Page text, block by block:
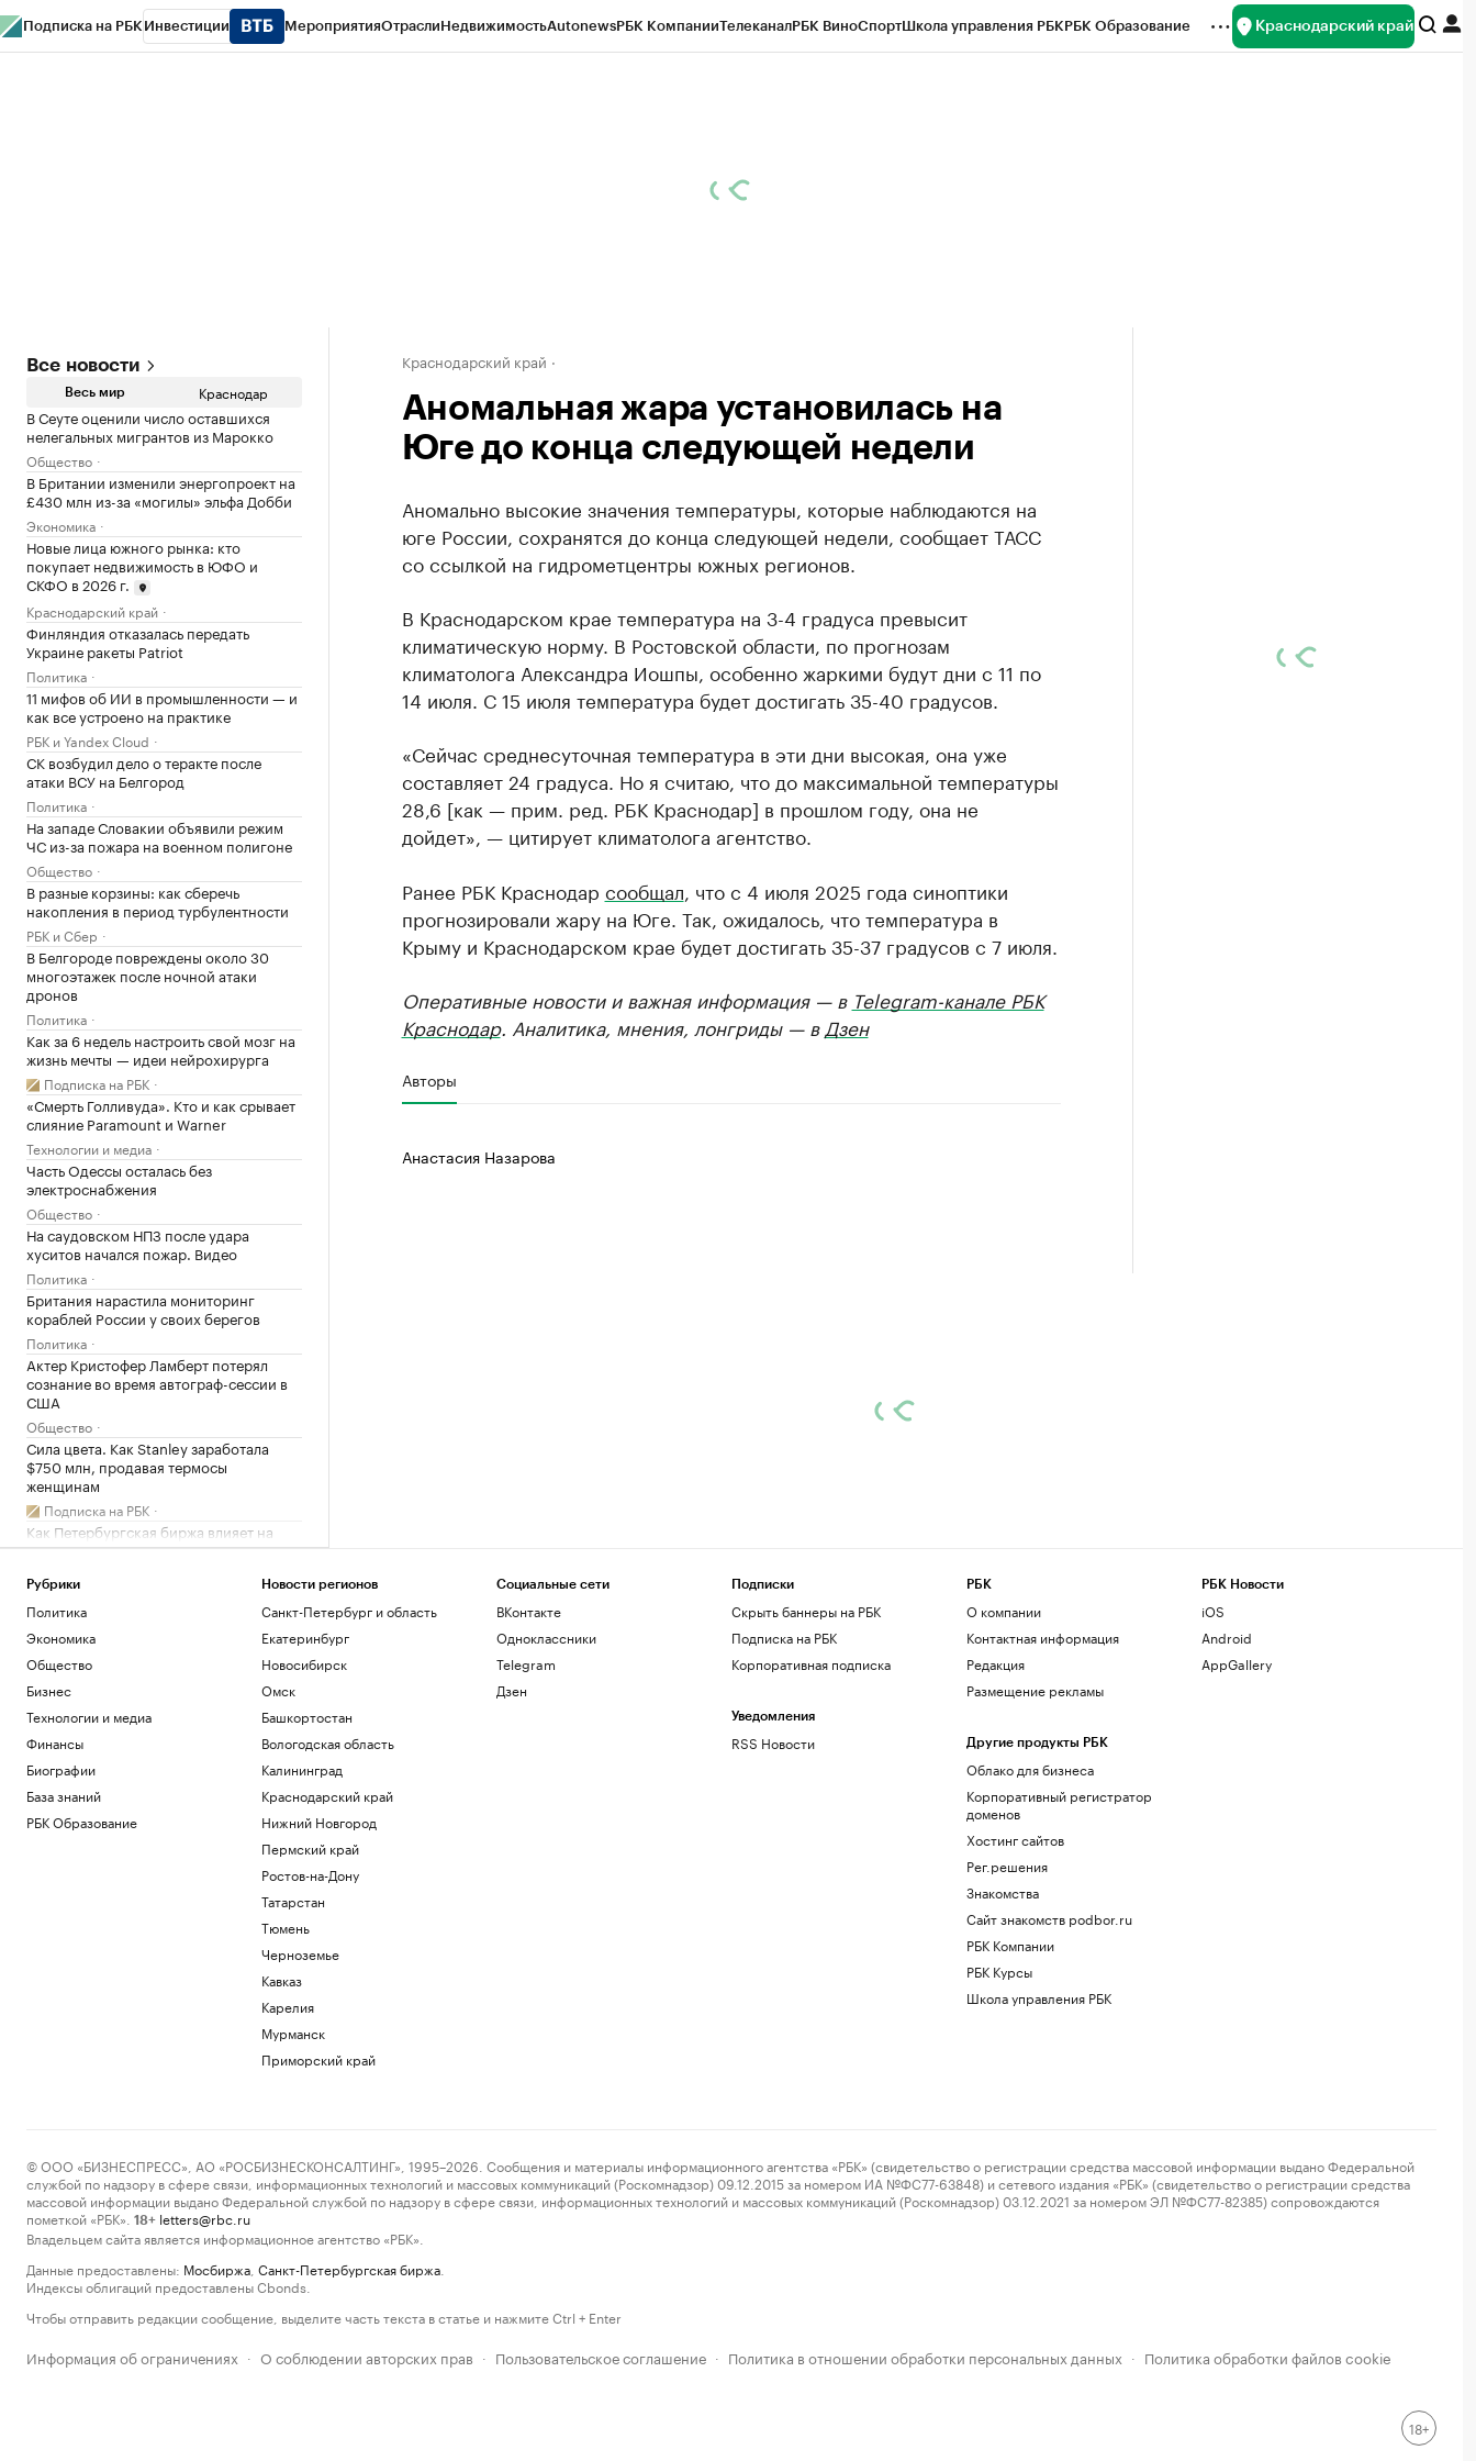
Подписка на РБК Инвестиции МероприятияОтраслиНедвижимостьAutonewsРБК КомпанииТелеканалРБК ВиноСпортШкола управления РБКРБК Образование Краснодарский край
Все новости
Весь мир Краснодар
В Сеуте оценили число оставшихся
нелегальных мигрантов из Марокко
Общество
В Британии изменили энергопроект на
£430 млн из-за «могилы» эльфа Добби
Экономика
Новые лица южного рынка: кто
покупает недвижимость в ЮФО и
СКФО в 2026 г.
Краснодарский край
Финляндия отказалась передать
Украине ракеты Patriot
Политика
11 мифов об ИИ в промышленности — и
как все устроено на практике
РБК и Yandex Cloud
СК возбудил дело о теракте после
атаки ВСУ на Белгород
Политика
На западе Словакии объявили режим
ЧС из-за пожара на военном полигоне
Общество
В разные корзины: как сберечь
накопления в период турбулентности
РБК и Сбер
В Белгороде повреждены около 30
многоэтажек после ночной атаки
дронов
Политика
Как за 6 недель настроить свой мозг на
жизнь мечты — идеи нейрохирурга
Подписка на РБК
«Смерть Голливуда». Кто и как срывает
слияние Paramount и Warner
Технологии и медиа
Часть Одессы осталась без
электроснабжения
Общество
На саудовском НПЗ после удара
хуситов начался пожар. Видео
Политика
Британия нарастила мониторинг
кораблей России у своих берегов
Политика
Актер Кристофер Ламберт потерял
сознание во время автограф-сессии в
США
Общество
Сила цвета. Как Stanley заработала
$750 млн, продавая термосы
женщинам
Подписка на РБК
Как Петербургская биржа влияет на
бизнес и экономику
Три человека погибли при ночной
атаке на Белгород
Политика
Число погибших в ходе протестов в
пакистанской зоне Кашмира достигло
89
Политика
Хуситы атаковали беспилотником НПЗ
Aramco в Джизане
Загрузить еще
Краснодарский край
Аномальная жара установилась на
Юге до конца следующей недели
Аномально высокие значения температуры, которые наблюдаются на
юге России, сохранятся до конца следующей недели, сообщает ТАСС
со ссылкой на гидрометцентры южных регионов.
В Краснодарском крае температура на 3-4 градуса превысит
климатическую норму. В Ростовской области, по прогнозам
климатолога Александра Иошпы, особенно жаркими будут дни с 11 по
14 июля. С 15 июля температура будет достигать 35-40 градусов.
«Сейчас среднесуточная температура в эти дни высокая, она уже
составляет 24 градуса. Но я считаю, что до максимальной температуры
28,6 [как — прим. ред. РБК Краснодар] в прошлом году, она не
дойдет», — цитирует климатолога агентство.
Ранее РБК Краснодар сообщал , что с 4 июля 2025 года синоптики
прогнозировали жару на Юге. Так, ожидалось, что температура в
Крыму и Краснодарском крае будет достигать 35-37 градусов с 7 июля.
Оперативные новости и важная информация — в Telegram-канале РБК
Краснодар. Аналитика, мнения, лонгриды — в Дзен
Авторы
Анастасия Назарова
Рубрики
Политика
Экономика
Общество
Бизнес
Технологии и медиа
Финансы
Биографии
База знаний
РБК Образование
Новости регионов
Санкт-Петербург и область
Екатеринбург
Новосибирск
Омск
Башкортостан
Вологодская область
Калининград
Краснодарский край
Нижний Новгород
Пермский край
Ростов-на-Дону
Татарстан
Тюмень
Черноземье
Кавказ
Карелия
Мурманск
Приморский край
Социальные сети
ВКонтакте
Одноклассники
Telegram
Дзен
Подписки
Скрыть баннеры на РБК
Подписка на РБК
Корпоративная подписка
Уведомления
RSS Новости
РБК
О компании
Контактная информация
Редакция
Размещение рекламы
Другие продукты РБК
Облако для бизнеса
Корпоративный регистратор
доменов
Хостинг сайтов
Рег.решения
Знакомства
Сайт знакомств podbor.ru
РБК Компании
РБК Курсы
Школа управления РБК
РБК Новости
iOS
Android
AppGallery
© ООО «БИЗНЕСПРЕСС», АО «РОСБИЗНЕСКОНСАЛТИНГ», 1995–2026. Сообщения и материалы информационного агентства «РБК» (свидетельство о регистрации средства массовой информации выдано Федеральной
службой по надзору в сфере связи, информационных технологий и массовых коммуникаций (Роскомнадзор) 09.12.2015 за номером ИА №ФС77-63848) и сетевого издания «РБК» (свидетельство о регистрации средства
массовой информации выдано Федеральной службой по надзору в сфере связи, информационных технологий и массовых коммуникаций (Роскомнадзор) 03.12.2021 за номером ЭЛ №ФС77-82385) сопровождаются
пометкой «РБК».
18+ letters@rbc.ru
Владельцем сайта является информационное агентство «РБК».
Данные предоставлены: Мосбиржа Санкт-Петербургская биржа
Индексы облигаций предоставлены Cbonds.
Чтобы отправить редакции сообщение, выделите часть текста в статье и нажмите Ctrl + Enter
Информация об ограничениях · О соблюдении авторских прав · Пользовательское соглашение · Политика в отношении обработки персональных данных · Политика обработки файлов cookie
18+